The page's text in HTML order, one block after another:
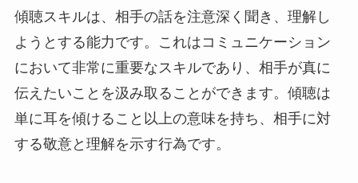
傾聴スキルは、相手の話を注意深く聞き、理解し
ようとする能力です。これはコミュニケーション
において非常に重要なスキルであり、相手が真に
伝えたいことを汲み取ることができます。傾聴は
単に耳を傾けること以上の意味を持ち、相手に対
する敬意と理解を示す行為です。